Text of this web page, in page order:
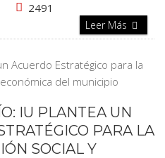
2491
Leer Más
IU PLANTEA UN
PARA LA
SOCIAL Y